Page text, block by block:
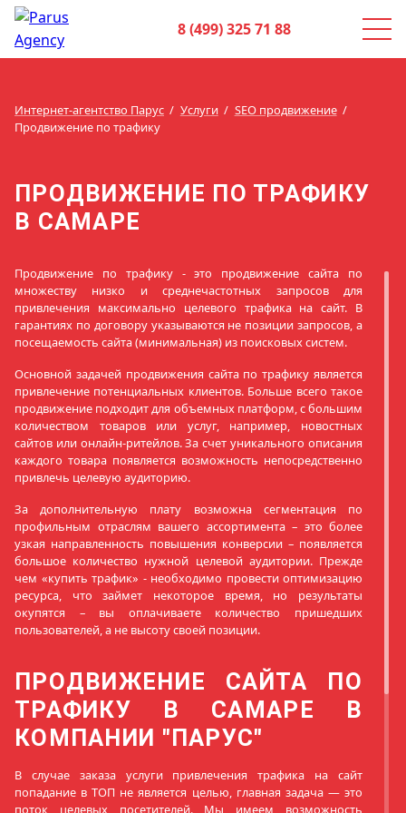
8 (499) 325 71 88
Интернет-агентство Парус Услуги
SEO продвижение
Продвижение по трафику
ПРОДВИЖЕНИЕ ПО ТРАФИКУ
В САМАРЕ
Продвижение по трафику - это продвижение сайта по
множеству низко и среднечастотных запросов для
привлечения максимально целевого трафика на сайт. В
гарантиях по договору указываются не позиции запросов, а
посещаемость сайта (минимальная) из поисковых систем.
Основной задачей продвижения сайта по трафику является
привлечение потенциальных клиентов. Больше всего такое
продвижение подходит для объемных платформ, с большим
количеством товаров или услуг, например, новостных
сайтов или онлайн-ритейлов. За счет уникального описания
каждого товара появляется возможность непосредственно
привлечь целевую аудиторию.
За дополнительную плату возможна сегментация по
профильным отраслям вашего ассортимента – это более
узкая направленность повышения конверсии – появляется
большое количество нужной целевой аудитории. Прежде
чем «купить трафик» - необходимо провести оптимизацию
ресурса, что займет некоторое время, но результаты
окупятся – вы оплачиваете количество пришедших
пользователей, а не высоту своей позиции.
ПРОДВИЖЕНИЕ САЙТА ПО
ТРАФИКУ В САМАРЕ В
КОМПАНИИ "ПАРУС"
В случае заказа услуги привлечения трафика на сайт
попадание в ТОП не является целью, главная задача — это
поток целевых посетителей. Мы имеем возможность